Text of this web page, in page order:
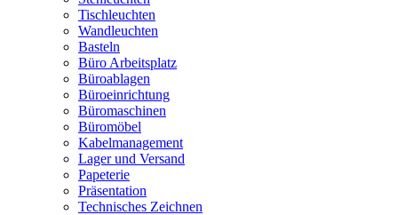
Tischleuchten
Wandleuchten
Basteln
Büro Arbeitsplatz
Büroablagen
Büroeinrichtung
Büromaschinen
Büromöbel
Kabelmanagement
Lager und Versand
Papeterie
Präsentation
Technisches Zeichnen